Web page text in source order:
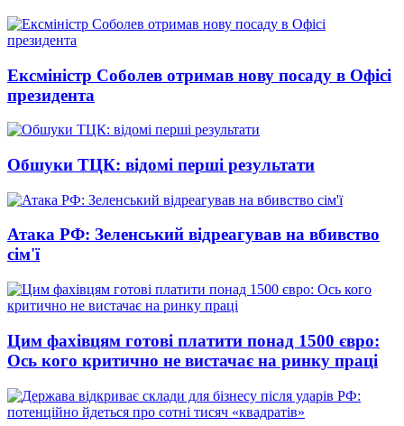
Ексміністр Соболев отримав нову посаду в Офісі
президента
Обшуки ТЦК: відомі перші результати
Атака РФ: Зеленський відреагував на вбивство
сім'ї
Цим фахівцям готові платити понад 1500 євро:
Ось кого критично не вистачає на ринку праці